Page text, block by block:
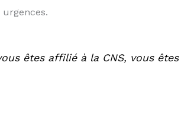
êtes affilié à la CNS, vous êtes